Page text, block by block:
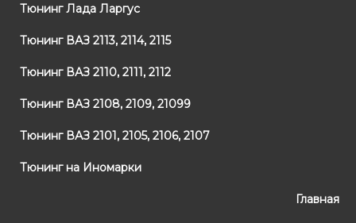
Тюнинг Лада Ларгус
Тюнинг ВАЗ 2113, 2114, 2115
Тюнинг ВАЗ 2110, 2111, 2112
Тюнинг ВАЗ 2108, 2109, 21099
Тюнинг ВАЗ 2101, 2105, 2106, 2107
Тюнинг на Иномарки
Главная